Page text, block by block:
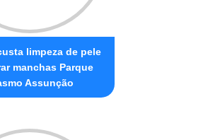
limpeza de pele
manchas Parque
Assunção